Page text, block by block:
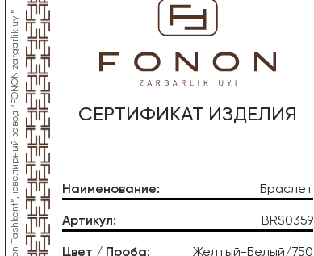
СЕРТИФИКАТ ИЗДЕЛИЯ
Наименование: Браслет
Артикул: BRS0359
Цвет / Проба: Желтый-Белый/750